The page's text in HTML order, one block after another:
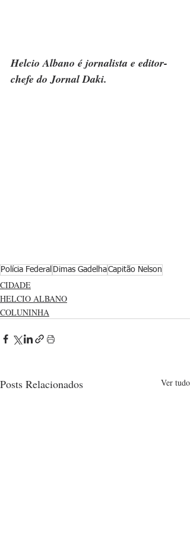
Helcio Albano é jornalista e editor-
chefe do Jornal Daki.
Polícia Federal Dimas GadelhaCapitão Nelson
CIDADE
HELCIO ALBANO
COLUNINHA
Posts Relacionados Ver tudo